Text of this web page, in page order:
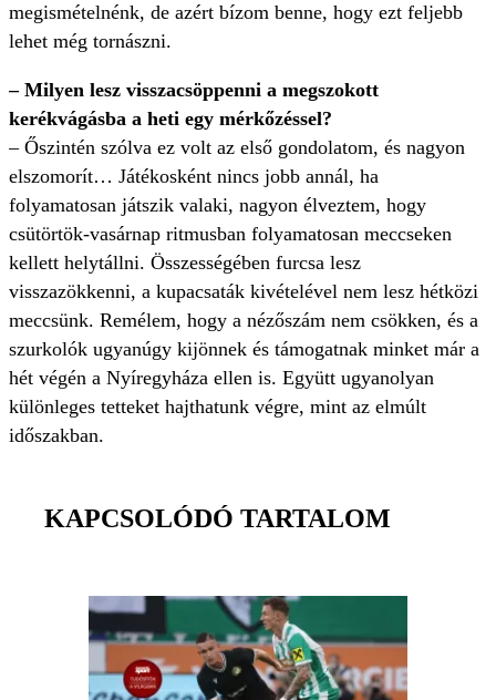
megismételnénk, de azért bízom benne, hogy ezt feljebb
lehet még tornászni.
– Milyen lesz visszacsöppenni a megszokott
kerékvágásba a heti egy mérkőzéssel?
– Őszintén szólva ez volt az első gondolatom, és nagyon
elszomorít… Játékosként nincs jobb annál, ha
folyamatosan játszik valaki, nagyon élveztem, hogy
csütörtök-vasárnap ritmusban folyamatosan meccseken
kellett helytállni. Összességében furcsa lesz
visszazökkenni, a kupacsaták kivételével nem lesz hétközi
meccsünk. Remélem, hogy a nézőszám nem csökken, és a
szurkolók ugyanúgy kijönnek és támogatnak minket már a
hét végén a Nyíregyháza ellen is. Együtt ugyanolyan
különleges tetteket hajthatunk végre, mint az elmúlt
időszakban.
KAPCSOLÓDÓ TARTALOM